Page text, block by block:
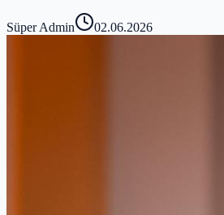
Süper Admin 02.06.2026